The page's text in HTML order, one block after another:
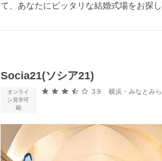
て、あなたにピッタリな結婚式場をお探
Socia21(ソシア21)
オンライ
ン見学可
能
口コミ評価
3.9 横浜・みなとみらい・